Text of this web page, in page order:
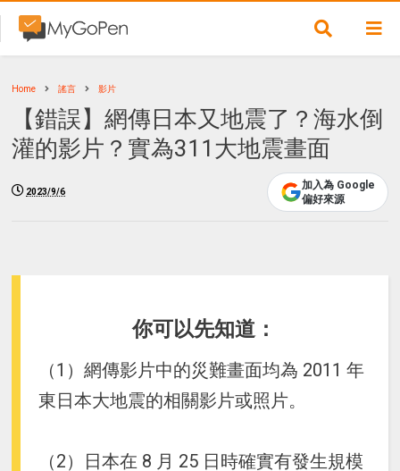
Home 謠言 影片
【錯誤】網傳日本又地震了？海水倒
灌的影片？實為311大地震畫面
2023/9/6
加入為 Google
偏好來源
你可以先知道：
（1）網傳影片中的災難畫面均為 2011 年
東日本大地震的相關影片或照片。
（2）日本在 8 月 25 日時確實有發生規模